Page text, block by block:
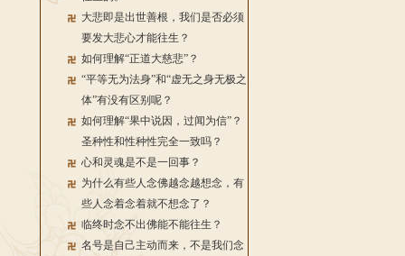
大悲即是出世善根，我们是否必须
要发大悲心才能往生？
如何理解“正道大慈悲”？
“平等无为法身”和“虚无之身无极之
体”有没有区别呢？
如何理解“果中说因，过闻为信”？
圣种性和性种性完全一致吗？
心和灵魂是不是一回事？
为什么有些人念佛越念越想念，有
些人念着念着就不想念了？
临终时念不出佛能不能往生？
名号是自己主动而来，不是我们念